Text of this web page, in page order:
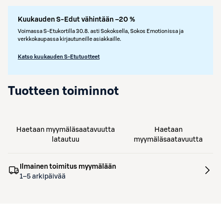
Kuukauden S-Edut vähintään –20 %
Voimassa S-Etukortilla 30.8. asti Sokoksella, Sokos Emotionissa ja
verkkokaupassa kirjautuneille asiakkaille.
Katso kuukauden S-Etutuotteet
Tuotteen toiminnot
Haetaan myymäläsaatavuutta
latautuu
Haetaan
myymäläsaatavuutta
Ilmainen toimitus myymälään
1–5 arkipäivää